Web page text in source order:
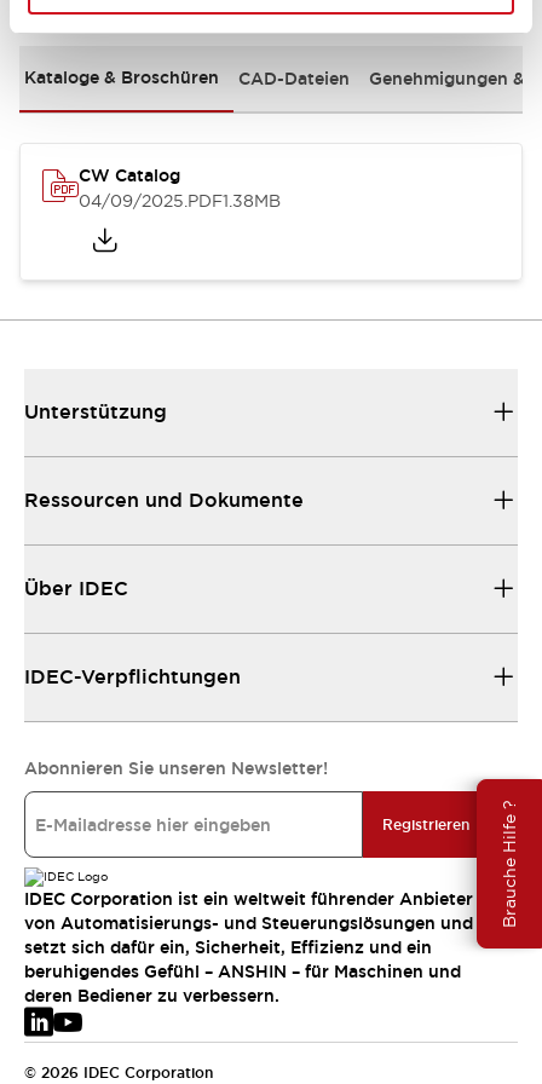
Brauche Hilfe ?
Kataloge & Broschüren CAD-Dateien Genehmigungen &
CW Catalog
04/09/2025.PDF1.38MB
Unterstützung
Ressourcen und Dokumente
Über IDEC
IDEC-Verpflichtungen
Abonnieren Sie unseren Newsletter!
Registrieren
IDEC Corporation ist ein weltweit führender Anbieter
von Automatisierungs- und Steuerungslösungen und
setzt sich dafür ein, Sicherheit, Effizienz und ein
beruhigendes Gefühl – ANSHIN – für Maschinen und
deren Bediener zu verbessern.
© 2026 IDEC Corporation